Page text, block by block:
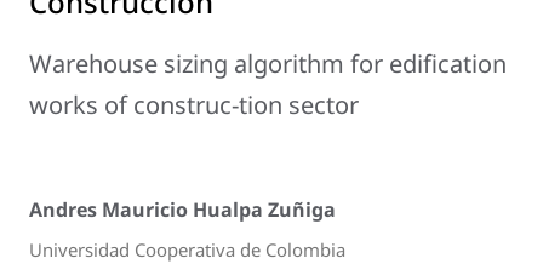
Warehouse sizing algorithm for edification
works of construc-tion sector
Andres Mauricio Hualpa Zuñiga
Universidad Cooperativa de Colombia